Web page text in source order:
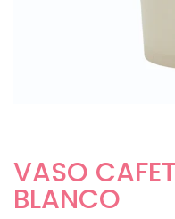
VASO
BLANCO